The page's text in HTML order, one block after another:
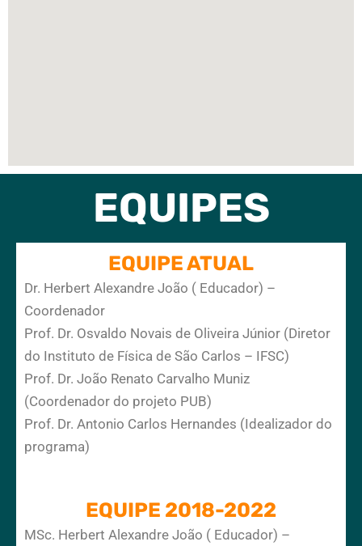
EQUIPES
EQUIPE ATUAL
Dr. Herbert Alexandre João ( Educador) –
Coordenador
Prof. Dr. Osvaldo Novais de Oliveira Júnior (Diretor
do Instituto de Física de São Carlos – IFSC)
Prof. Dr. João Renato Carvalho Muniz
(Coordenador do projeto PUB)
Prof. Dr. Antonio Carlos Hernandes (Idealizador do
programa)
EQUIPE 2018-2022
MSc. Herbert Alexandre João ( Educador) –